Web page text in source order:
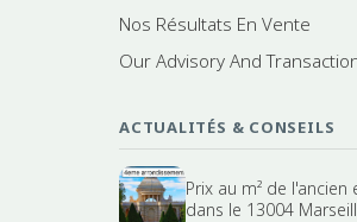
Nos Résultats En Vente
Our Advisory And
ACTUALITÉS & CONSEILS
Prix au m² de l'ancien
dans le 13004